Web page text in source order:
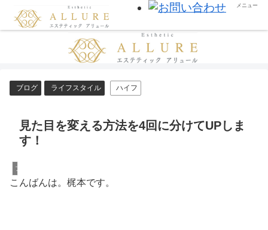
ブログ ライフスタイル ハイフ
見た目を変える方法を4回に分けてUPしま
す！
ブログ
こんばんは。梶本です。
メニュー